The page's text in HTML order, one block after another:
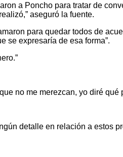
a Poncho para tratar de
aseguró la fuente.
para quedar todos de
se expresaría de esa forma”.
no me merezcan, yo diré qué
detalle en relación a estos